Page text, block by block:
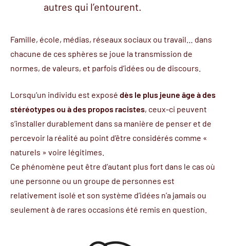
autres qui l’entourent.
Famille, école, médias, réseaux sociaux ou travail… dans
chacune de ces sphères se joue la transmission de
normes, de valeurs, et parfois d’idées ou de discours.
Lorsqu’un individu est exposé dès le plus jeune âge à des
stéréotypes ou à des propos racistes, ceux-ci peuvent
s’installer durablement dans sa manière de penser et de
percevoir la réalité au point d’être considérés comme «
naturels » voire légitimes.
Ce phénomène peut être d’autant plus fort dans le cas où
une personne ou un groupe de personnes est
relativement isolé et son système d’idées n’a jamais ou
seulement à de rares occasions été remis en question.